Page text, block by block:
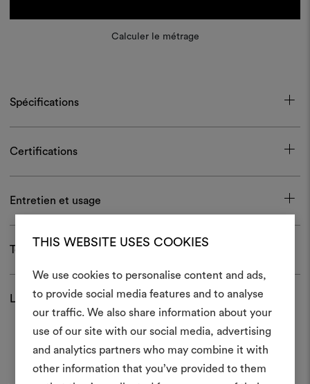
THIS WEBSITE USES COOKIES
We use cookies to personalise content and ads,
to provide social media features and to analyse
our traffic. We also share information about your
use of our site with our social media, advertising
and analytics partners who may combine it with
other information that you’ve provided to them
Calculer le métrage
Spécifications
Certifications
Entretien et usage
Télécharger
Livraison et retour
Créer
Un instrument interactif
à vos idées et les partager,